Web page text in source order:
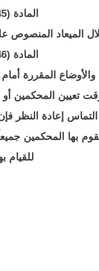
المادة (445)
عليه في المادة444 إلا
المادة (446)
والأوضاع المقررة
تعيين المحكمين
إعادة النظر
بها المحكمين
للقيام